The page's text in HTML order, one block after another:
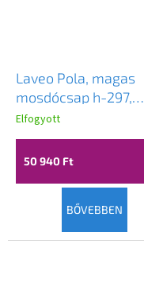
Laveo Pola, magas
mosdócsap h-297,
rózsaszín arany, LAV-
BAP_82ND
Elfogyott
50 940 Ft
BŐVEBBEN